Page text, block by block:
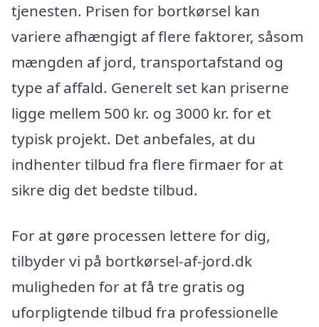
tjenesten. Prisen for bortkørsel kan
variere afhængigt af flere faktorer, såsom
mængden af jord, transportafstand og
type af affald. Generelt set kan priserne
ligge mellem 500 kr. og 3000 kr. for et
typisk projekt. Det anbefales, at du
indhenter tilbud fra flere firmaer for at
sikre dig det bedste tilbud.
For at gøre processen lettere for dig,
tilbyder vi på bortkørsel-af-jord.dk
muligheden for at få tre gratis og
uforpligtende tilbud fra professionelle